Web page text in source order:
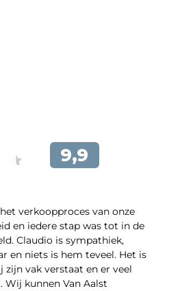
verkoopproces van onze
en iedere stap was tot in de
Claudio is sympathiek,
en niets is hem teveel. Het is
zijn vak verstaat en er veel
Wij kunnen Van Aalst